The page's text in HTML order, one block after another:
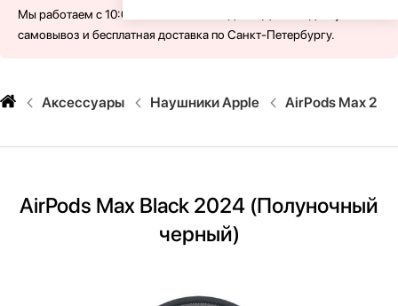
Мы работаем с 10:00 - 21:00 без выходных. Для Вас доступен
самовывоз и бесплатная доставка по Санкт-Петербургу.
Аксессуары Наушники Apple AirPods Max 2
AirPods Max Black 2024 (Полуночный
черный)